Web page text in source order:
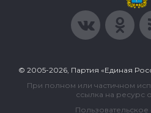
© 2005-2026, Партия «Единая
При полном или частичном
ссылка на ресурс